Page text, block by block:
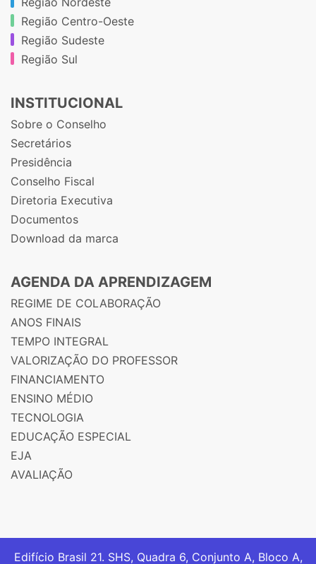
Região Centro-Oeste
Região Sudeste
Região Sul
INSTITUCIONAL
Sobre o Conselho
Secretários
Presidência
Conselho Fiscal
Diretoria Executiva
Documentos
Download da marca
AGENDA DA APRENDIZAGEM
REGIME DE COLABORAÇÃO
ANOS FINAIS
TEMPO INTEGRAL
VALORIZAÇÃO DO PROFESSOR
FINANCIAMENTO
ENSINO MÉDIO
TECNOLOGIA
EDUCAÇÃO ESPECIAL
EJA
AVALIAÇÃO
Edifício Brasil 21. SHS, Quadra 6, Conjunto A, Bloco A,